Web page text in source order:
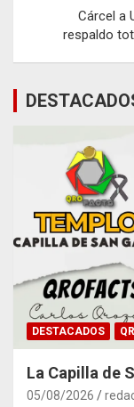
Cárcel a
respaldo
DESTACADOS
La Capilla de
05/08/2026